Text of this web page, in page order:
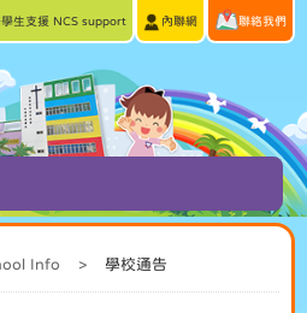
學生支援 NCS support 內聯網 聯絡我們
Info > 學校通告